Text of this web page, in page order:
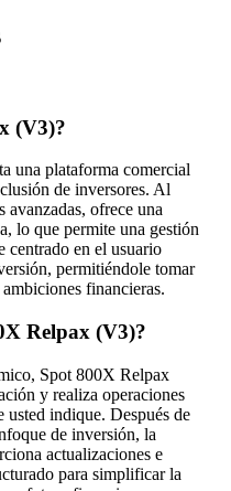
(V3)?
una plataforma comercial
de inversores. Al
avanzadas, ofrece una
lo que permite una gestión
centrado en el usuario
permitiéndole tomar
financieras.
Relpax (V3)?
Spot 800X Relpax
y realiza operaciones
usted indique. Después de
de inversión, la
actualizaciones e
para simplificar la